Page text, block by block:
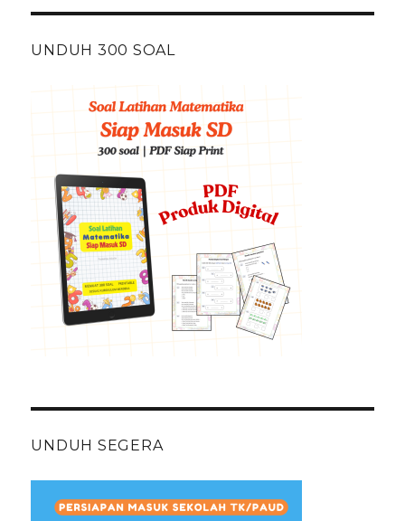
UNDUH 300 SOAL
UNDUH SEGERA